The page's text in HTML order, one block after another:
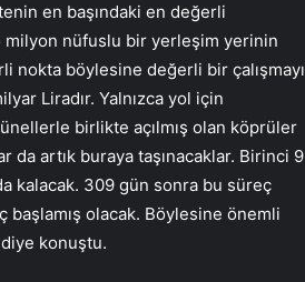
en başındaki en değerli
milyon nüfuslu bir yerleşim yerinin
nokta böylesine değerli bir çalışmayı
Liradır. Yalnızca yol için
birlikte açılmış olan köprüler
da artık buraya taşınacaklar. Birinci 9
kalacak. 309 gün sonra bu süreç
olacak. Böylesine önemli
konuştu.